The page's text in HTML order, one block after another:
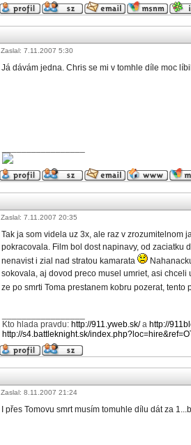
Zaslal: 7.11.2007 5:30
Já dávám jedna. Chris se mi v tomhle díle moc
Zaslal: 7.11.2007 20:35
Tak ja som videla uz 3x, ale raz v zrozumitelnom
pokracovala. Film bol dost napinavy, od zaciatku
nenavist i zial nad stratou kamarata
sokovala, aj dovod preco musel umriet, asi
ze po smrti Toma prestanem kobru pozerat,
Kto hlada pravdu: http://911.yweb.sk/a http://
http://s4.battleknight.sk/
Zaslal: 8.11.2007 21:24
I přes Tomovu smrt musím tomuhle dílu dát za